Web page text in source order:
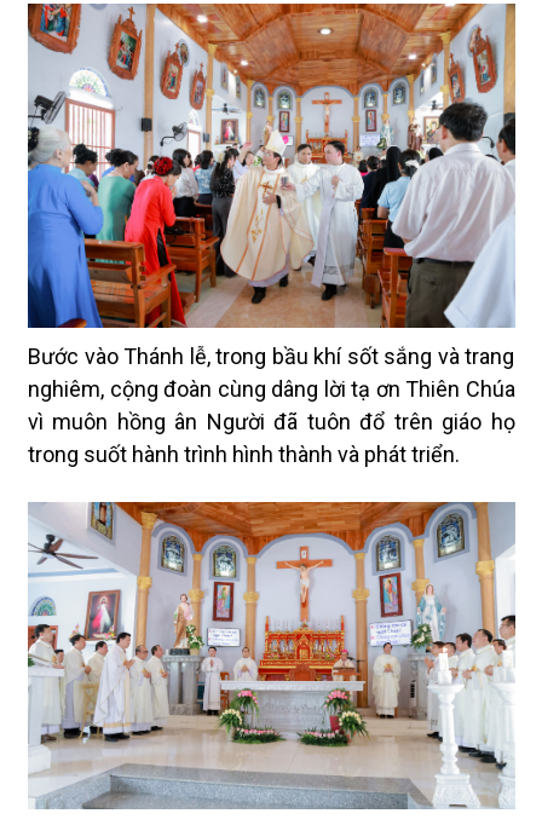
Bước vào Thánh lễ, trong bầu khí sốt sắng và trang
nghiêm, cộng đoàn cùng dâng lời tạ ơn Thiên Chúa
vì muôn hồng ân Người đã tuôn đổ trên giáo họ
trong suốt hành trình hình thành và phát triển.